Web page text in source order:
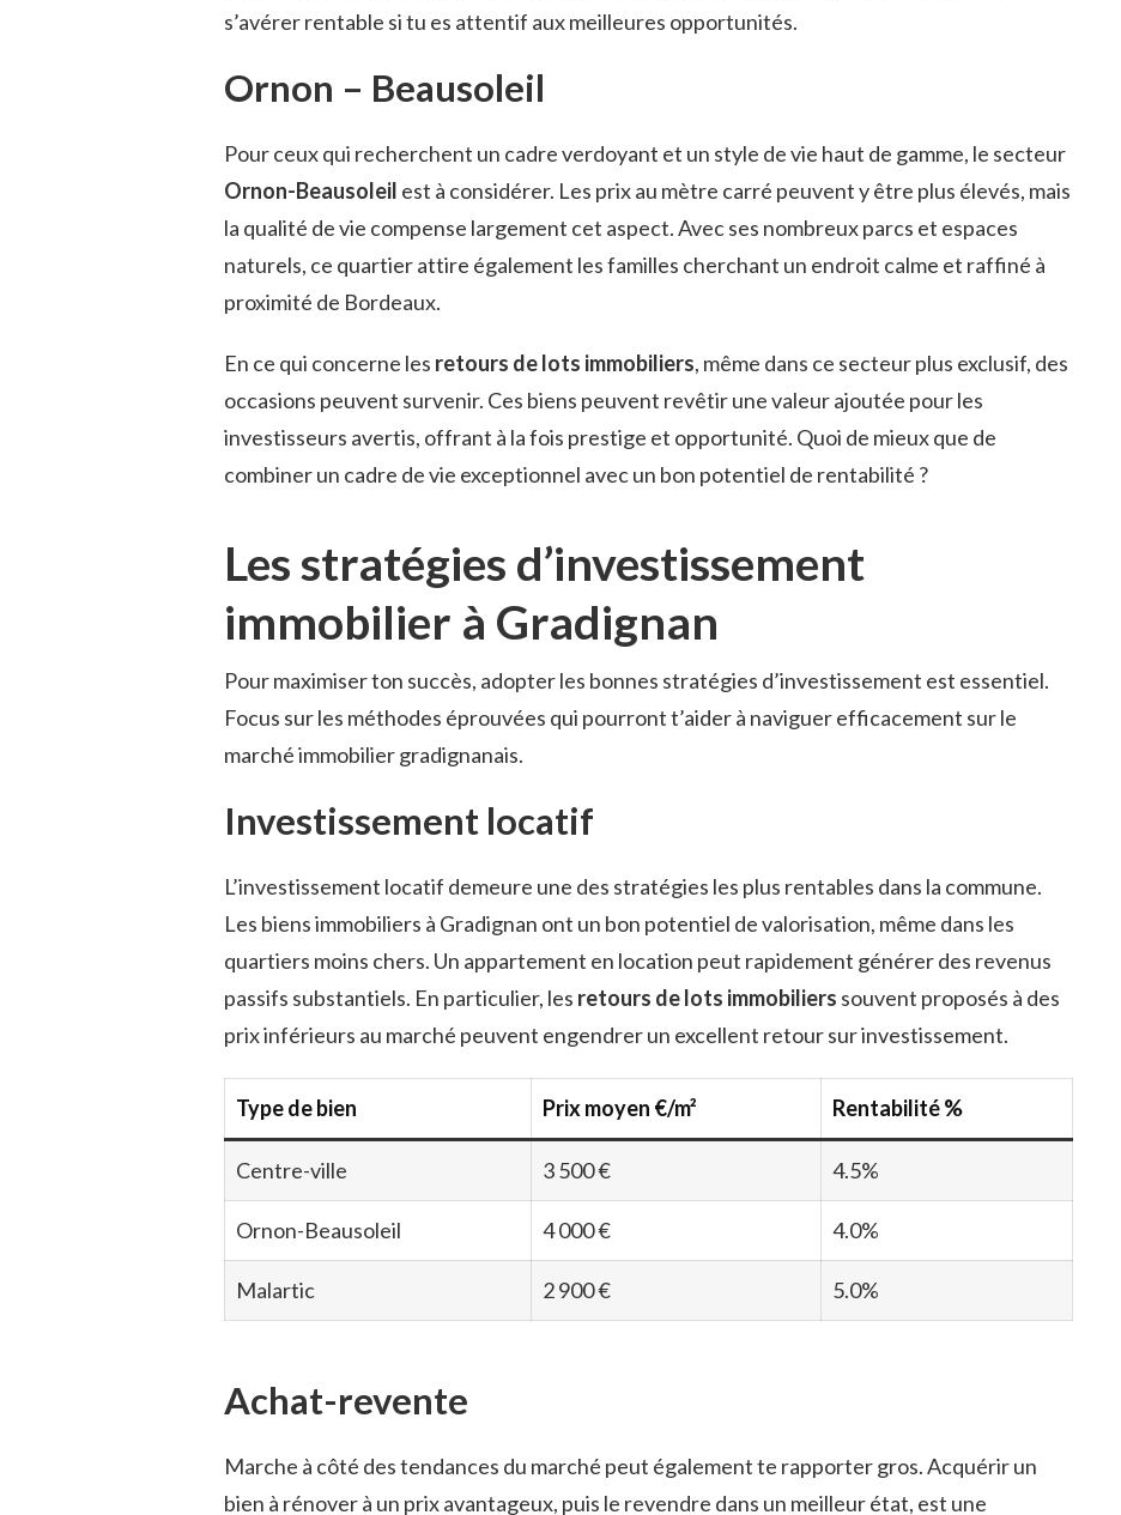
s’avérer rentable si tu es attentif aux meilleures opportunités.
Ornon – Beausoleil
Pour ceux qui recherchent un cadre verdoyant et un style de vie haut de gamme, le secteur
Ornon-Beausoleil est à considérer. Les prix au mètre carré peuvent y être plus élevés, mais
la qualité de vie compense largement cet aspect. Avec ses nombreux parcs et espaces
naturels, ce quartier attire également les familles cherchant un endroit calme et raffiné à
proximité de Bordeaux.
En ce qui concerne les retours de lots immobiliers, même dans ce secteur plus exclusif, des
occasions peuvent survenir. Ces biens peuvent revêtir une valeur ajoutée pour les
investisseurs avertis, offrant à la fois prestige et opportunité. Quoi de mieux que de
combiner un cadre de vie exceptionnel avec un bon potentiel de rentabilité ?
Les stratégies d’investissement
immobilier à Gradignan
Pour maximiser ton succès, adopter les bonnes stratégies d’investissement est essentiel.
Focus sur les méthodes éprouvées qui pourront t’aider à naviguer efficacement sur le
marché immobilier gradignanais.
Investissement locatif
L’investissement locatif demeure une des stratégies les plus rentables dans la commune.
Les biens immobiliers à Gradignan ont un bon potentiel de valorisation, même dans les
quartiers moins chers. Un appartement en location peut rapidement générer des revenus
passifs substantiels. En particulier, les retours de lots immobiliers souvent proposés à des
prix inférieurs au marché peuvent engendrer un excellent retour sur investissement.
Type de bien Prix moyen €/m² Rentabilité %
Centre-ville 3 500 € 4.5%
Ornon-Beausoleil 4 000 € 4.0%
Malartic 2 900 € 5.0%
Achat-revente
Marche à côté des tendances du marché peut également te rapporter gros. Acquérir un
bien à rénover à un prix avantageux, puis le revendre dans un meilleur état, est une